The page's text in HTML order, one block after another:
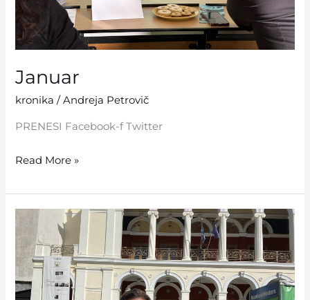
Januar
kronika /Andreja Petrovič
PRENESI Facebook-f Twitter
Read More »
December